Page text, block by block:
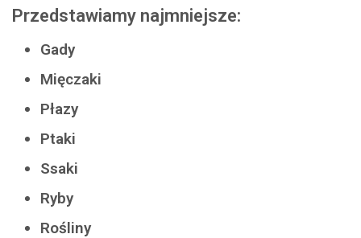
Przedstawiamy najmniejsze:
Gady
Mięczaki
Płazy
Ptaki
Ssaki
Ryby
Rośliny